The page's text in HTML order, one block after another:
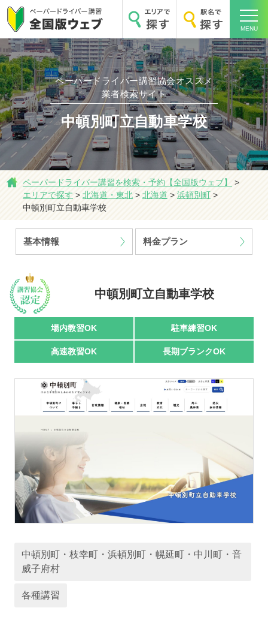
MENU
ホーム
エリアで探す
駅名で探す
おすすめ業者
講習トピックス
ペーパードライバー講習協会オススメ
業者検索サイト
中頓別町立自動車学校
ペーパードライバー講習を検索・予約【全国版ウェブ】
>
エリアで探す > 北海道・東北 > 北海道 > 浜頓別町 >
中頓別町立自動車学校
基本情報 料金プラン
中頓別町立自動車学校
場内教習OK 駐車練習OK
高速教習OK 長期ブランクOK
中頓別町・枝幸町・浜頓別町・幌延町・中川町・音
威子府村
各種講習